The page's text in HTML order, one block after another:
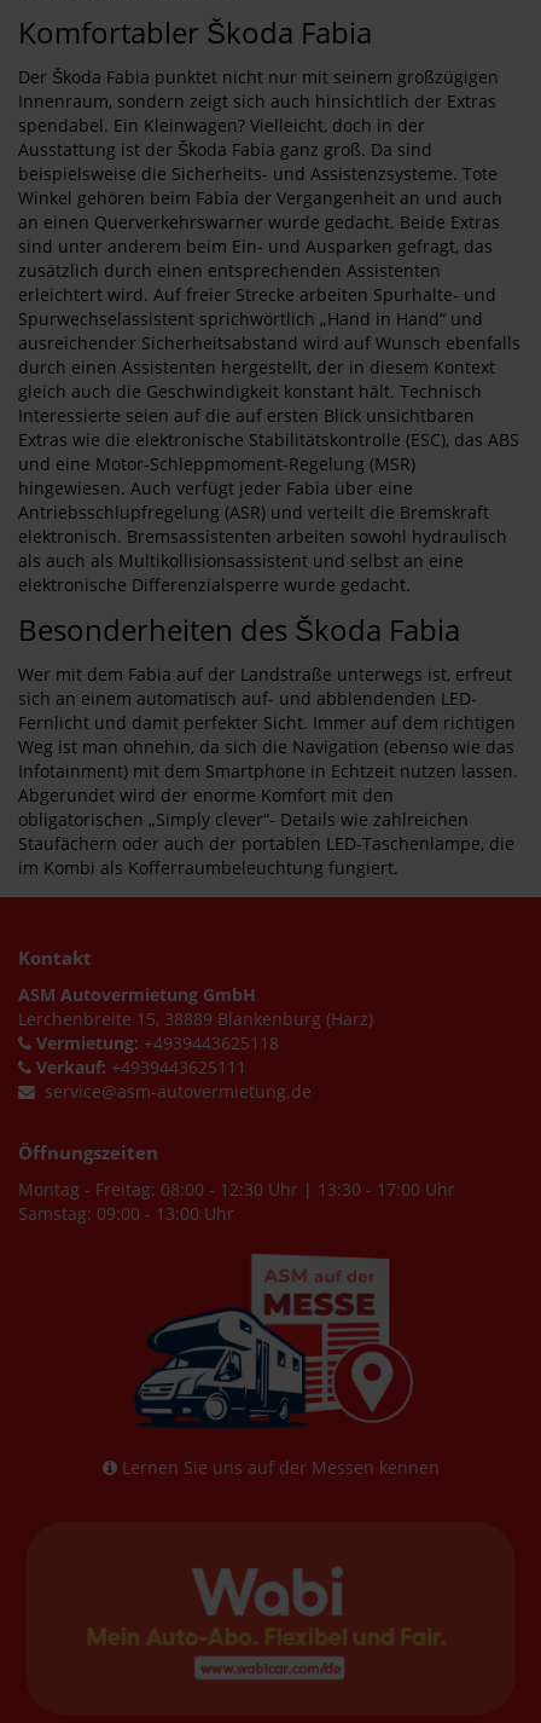
Komfortabler Škoda Fabia
Der Škoda Fabia punktet nicht nur mit seinem großzügigen
Innenraum, sondern zeigt sich auch hinsichtlich der Extras
spendabel. Ein Kleinwagen? Vielleicht, doch in der
Ausstattung ist der Škoda Fabia ganz groß. Da sind
beispielsweise die Sicherheits- und Assistenzsysteme. Tote
Winkel gehören beim Fabia der Vergangenheit an und auch
an einen Querverkehrswarner wurde gedacht. Beide Extras
sind unter anderem beim Ein- und Ausparken gefragt, das
zusätzlich durch einen entsprechenden Assistenten
erleichtert wird. Auf freier Strecke arbeiten Spurhalte- und
Spurwechselassistent sprichwörtlich „Hand in Hand“ und
ausreichender Sicherheitsabstand wird auf Wunsch ebenfalls
durch einen Assistenten hergestellt, der in diesem Kontext
gleich auch die Geschwindigkeit konstant hält. Technisch
Interessierte seien auf die auf ersten Blick unsichtbaren
Extras wie die elektronische Stabilitätskontrolle (ESC), das ABS
und eine Motor-Schleppmoment-Regelung (MSR)
hingewiesen. Auch verfügt jeder Fabia über eine
Antriebsschlupfregelung (ASR) und verteilt die Bremskraft
elektronisch. Bremsassistenten arbeiten sowohl hydraulisch
als auch als Multikollisionsassistent und selbst an eine
elektronische Differenzialsperre wurde gedacht.
Besonderheiten des Škoda Fabia
Wer mit dem Fabia auf der Landstraße unterwegs ist, erfreut
sich an einem automatisch auf- und abblendenden LED-
Fernlicht und damit perfekter Sicht. Immer auf dem richtigen
Weg ist man ohnehin, da sich die Navigation (ebenso wie das
Infotainment) mit dem Smartphone in Echtzeit nutzen lassen.
Abgerundet wird der enorme Komfort mit den
obligatorischen „Simply clever“- Details wie zahlreichen
Staufächern oder auch der portablen LED-Taschenlampe, die
im Kombi als Kofferraumbeleuchtung fungiert.
Kontakt
ASM Autovermietung GmbH
Lerchenbreite 15, 38889 Blankenburg (Harz)
Vermietung: +4939443625118
Verkauf: +4939443625111
service@asm-autovermietung.de
Öffnungszeiten
Montag - Freitag: 08:00 - 12:30 Uhr | 13:30 - 17:00 Uhr
Samstag: 09:00 - 13:00 Uhr
Lernen Sie uns auf der Messen kennen